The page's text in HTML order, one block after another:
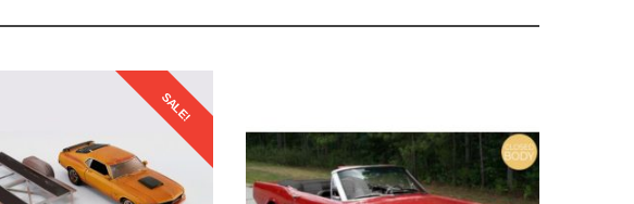
SALE!